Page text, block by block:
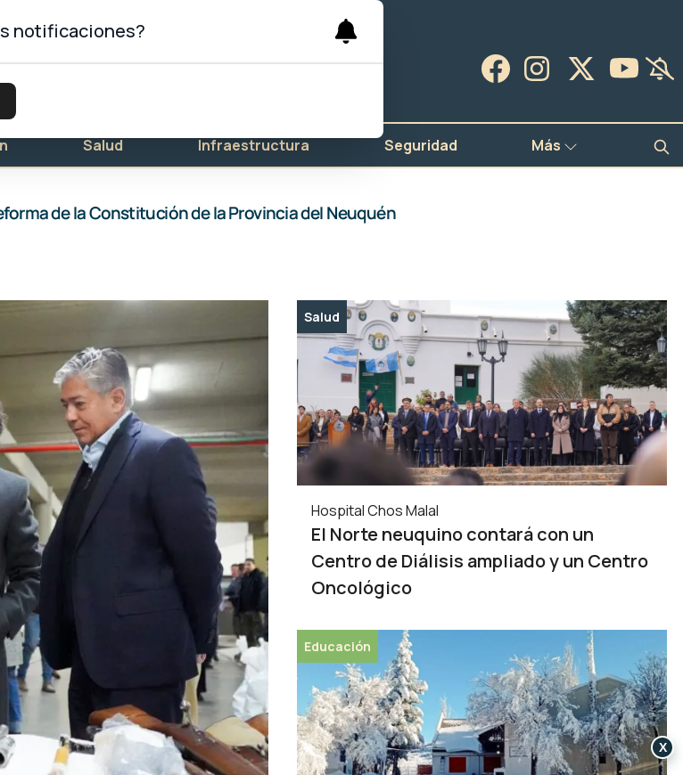
Salud Infraestructura Seguridad Más
Salud
Hospital Chos Malal
El Norte neuquino contará con un
Centro de Diálisis ampliado y un Centro
Oncológico
Educación
notificaciones?
X